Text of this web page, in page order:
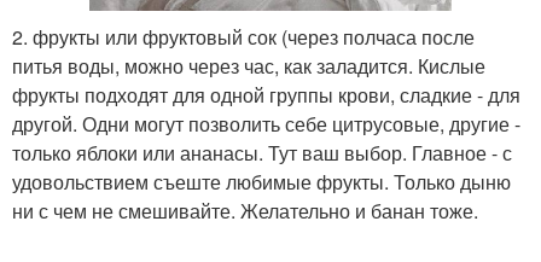
2. фрукты или фруктовый сок (через полчаса после
питья воды, можно через час, как заладится. Кислые
фрукты подходят для одной группы крови, сладкие - для
другой. Одни могут позволить себе цитрусовые, другие -
только яблоки или ананасы. Тут ваш выбор. Главное - с
удовольствием съеште любимые фрукты. Только дыню
ни с чем не смешивайте. Желательно и банан тоже.